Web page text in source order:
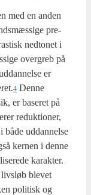
med en anden
pre­
nedt­o­net i
over­greb på
er
4 Den­ne
er base­ret på
reduk­tio­ner,
både uddan­nel­se
ker­nen i den­ne
karak­ter.
ble­vet
poli­tisk og